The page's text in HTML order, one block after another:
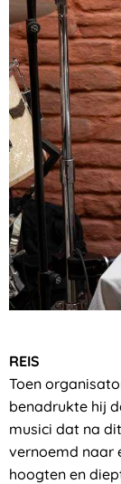
REIS
Toen
benadrukte hij
musici dat na
vernoemd naar
hoogten en